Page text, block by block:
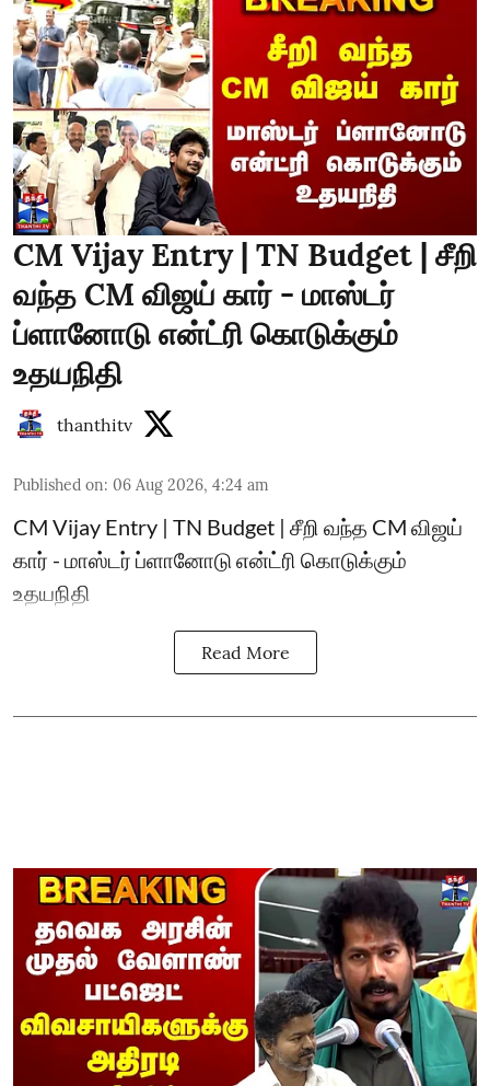
CM Vijay Entry | TN Budget | சீறி
வந்த CM விஜய் கார் - மாஸ்டர்
ப்ளானோடு என்ட்ரி கொடுக்கும்
உதயநிதி
thanthitv
Published on: 06 Aug 2026, 4:24 am
CM Vijay Entry | TN Budget | சீறி வந்த CM விஜய்
கார் - மாஸ்டர் ப்ளானோடு என்ட்ரி கொடுக்கும்
உதயநிதி
Read More